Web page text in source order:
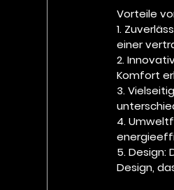
Vorteile
1.
einer
2.
Komfort
3.
4.
5. Design:
Design,